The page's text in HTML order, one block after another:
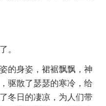
。
身姿，裙裾飘飘，神
驱散了瑟瑟的寒冷，给
冬日的凄凉，为人们带